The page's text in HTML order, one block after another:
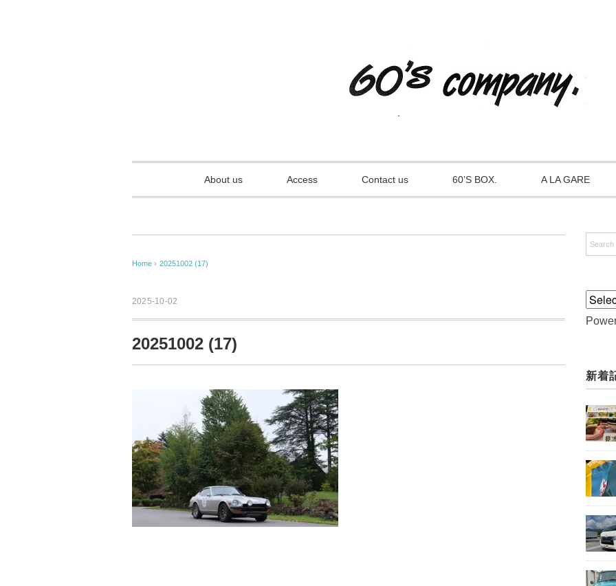
About us Access Contact us 60’S BOX. A LA GARE
Home › 20251002 (17)
2025-10-02
20251002 (17)
新着